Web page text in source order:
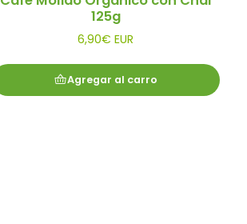
125g
6,90€ EUR
Agregar al carro